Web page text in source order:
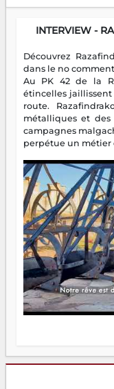
INTERVIEW -
Découvrez
dans le no
Au PK 42 de la
étincelles
route.
métalliques et
campagnes
perpétue un métier